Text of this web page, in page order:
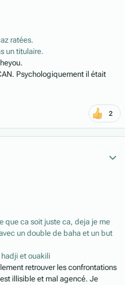
ratées.
un titulaire.
Psychologiquement il était
2
que ca soit juste ca, deja je me
un double de baha et un but
hadji et ouakili
retrouver les confrontations
illisible et mal agencé. Je